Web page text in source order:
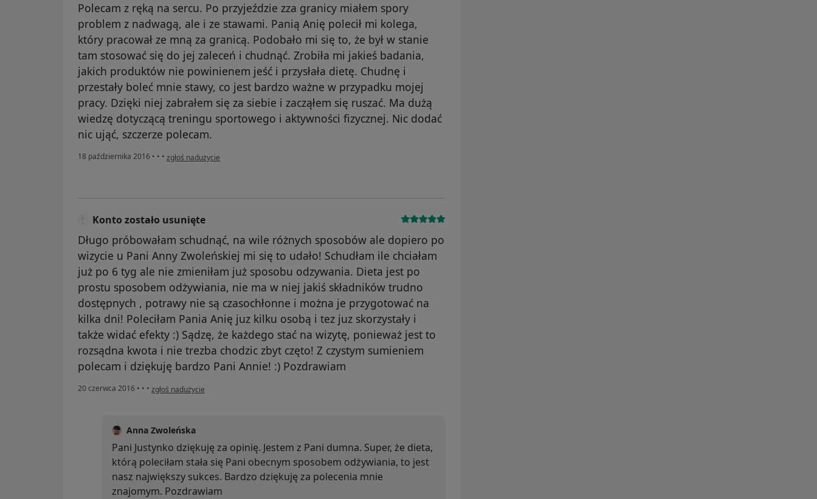
Polecam z ręką na sercu. Po przyjeździe zza granicy miałem spory
problem z nadwagą, ale i ze stawami. Panią Anię polecił mi kolega,
który pracował ze mną za granicą. Podobało mi się to, że był w stanie
tam stosować się do jej zaleceń i chudnąć. Zrobiła mi jakieś badania,
jakich produktów nie powinienem jeść i przysłała dietę. Chudnę i
przestały boleć mnie stawy, co jest bardzo ważne w przypadku mojej
pracy. Dzięki niej zabrałem się za siebie i zacząłem się ruszać. Ma dużą
wiedzę dotyczącą treningu sportowego i aktywności fizycznej. Nic dodać
nic ująć, szczerze polecam.
18 października 2016 • • • w opinii użytkownika Konto zostało usunięte
zgłoś nadużycie
Konto zostało usunięte
Długo próbowałam schudnąć, na wile różnych sposobów ale dopiero po
wizycie u Pani Anny Zwoleńskiej mi się to udało! Schudłam ile chciałam
już po 6 tyg ale nie zmieniłam już sposobu odzywania. Dieta jest po
prostu sposobem odżywiania, nie ma w niej jakiś składników trudno
dostępnych , potrawy nie są czasochłonne i można je przygotować na
kilka dni! Poleciłam Pania Anię juz kilku osobą i tez juz skorzystały i
także widać efekty :) Sądzę, że każdego stać na wizytę, ponieważ jest to
rozsądna kwota i nie trezba chodzic zbyt częto! Z czystym sumieniem
polecam i dziękuję bardzo Pani Annie! :) Pozdrawiam
20 czerwca 2016 • • • w opinii użytkownika Konto zostało usunięte
zgłoś nadużycie
Anna Zwoleńska
Pani Justynko dziękuję za opinię. Jestem z Pani dumna. Super, że dieta,
którą poleciłam stała się Pani obecnym sposobem odżywiania, to jest
nasz największy sukces. Bardzo dziękuję za polecenia mnie
znajomym. Pozdrawiam